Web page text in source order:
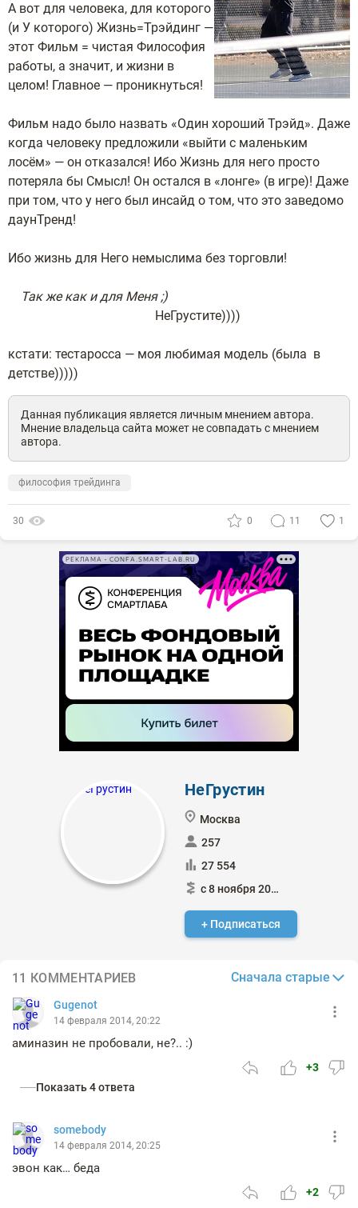
А вот для человека, для которого
(и У которого) Жизнь=Трэйдинг —
этот Фильм = чистая Философия
работы, а значит, и жизни в
целом! Главное — проникнуться!
Фильм надо было назвать «Один хороший Трэйд». Даже
когда человеку предложили «выйти с маленьким
лосём» — он отказался! Ибо Жизнь для него просто
потеряла бы Смысл! Он остался в «лонге» (в игре)! Даже
при том, что у него был инсайд о том, что это заведомо
даунТренд!
Ибо жизнь для Него немыслима без торговли!
Так же как и для Меня ;)
НеГрустите))))
кстати: тестаросса — моя любимая модель (была в
детстве)))))
Данная публикация является личным мнением автора.
Мнение владельца сайта может не совпадать с мнением
автора.
философия трейдинга
30 0 11 1
РЕКЛАМА • CONFA.SMART-LAB.RU
НеГрустин
Москва
257
27 554
с 8 ноября 2013
+ Подписаться
11 КОММЕНТАРИЕВ Сначала старые
Gugenot
14 февраля 2014, 20:22
аминазин не пробовали, не?.. :)
+3
Показать 4 ответа
somebody
14 февраля 2014, 20:25
эвон как… беда
+2